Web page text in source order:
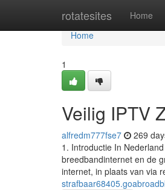
rotatesites Home
Home
Home
1
Veilig IPTV
alfredm777fse7 269
1. Introductie In
breedbandinternet en de
internet, in plaats van via